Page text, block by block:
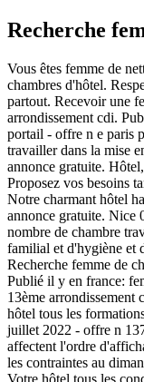
Recherche
Vous êtes femme de
chambres d'hôtel.
partout. Recevoir une
arrondissement cdi.
portail - offre n e paris
travailler dans la mise
annonce gratuite.
Proposez vos besoins
Notre charmant hôtel
annonce gratuite. Nice
nombre de chambre
familial et d'hygiène et
Recherche femme de
Publié il y en france:
13ème arrondissement
hôtel tous les
juillet 2022 - offre n
affectent l'ordre
les contraintes au
Votre hôtel tous les